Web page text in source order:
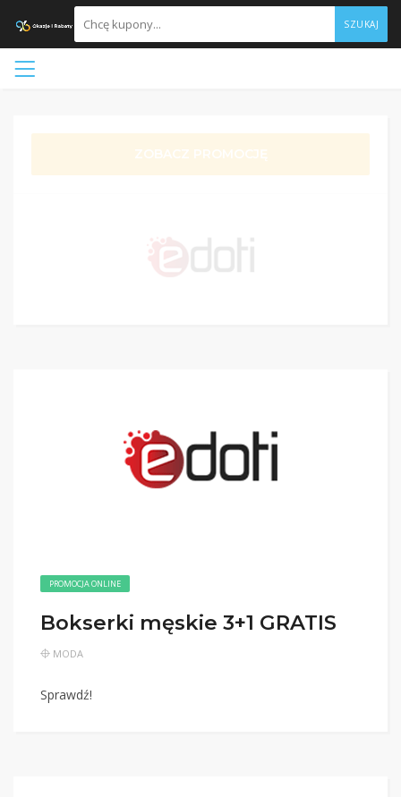
SZUKAJ
ZOBACZ PROMOCJĘ
PROMOCJA ONLINE
Bokserki męskie 3+1 GRATIS
MODA
Sprawdź!